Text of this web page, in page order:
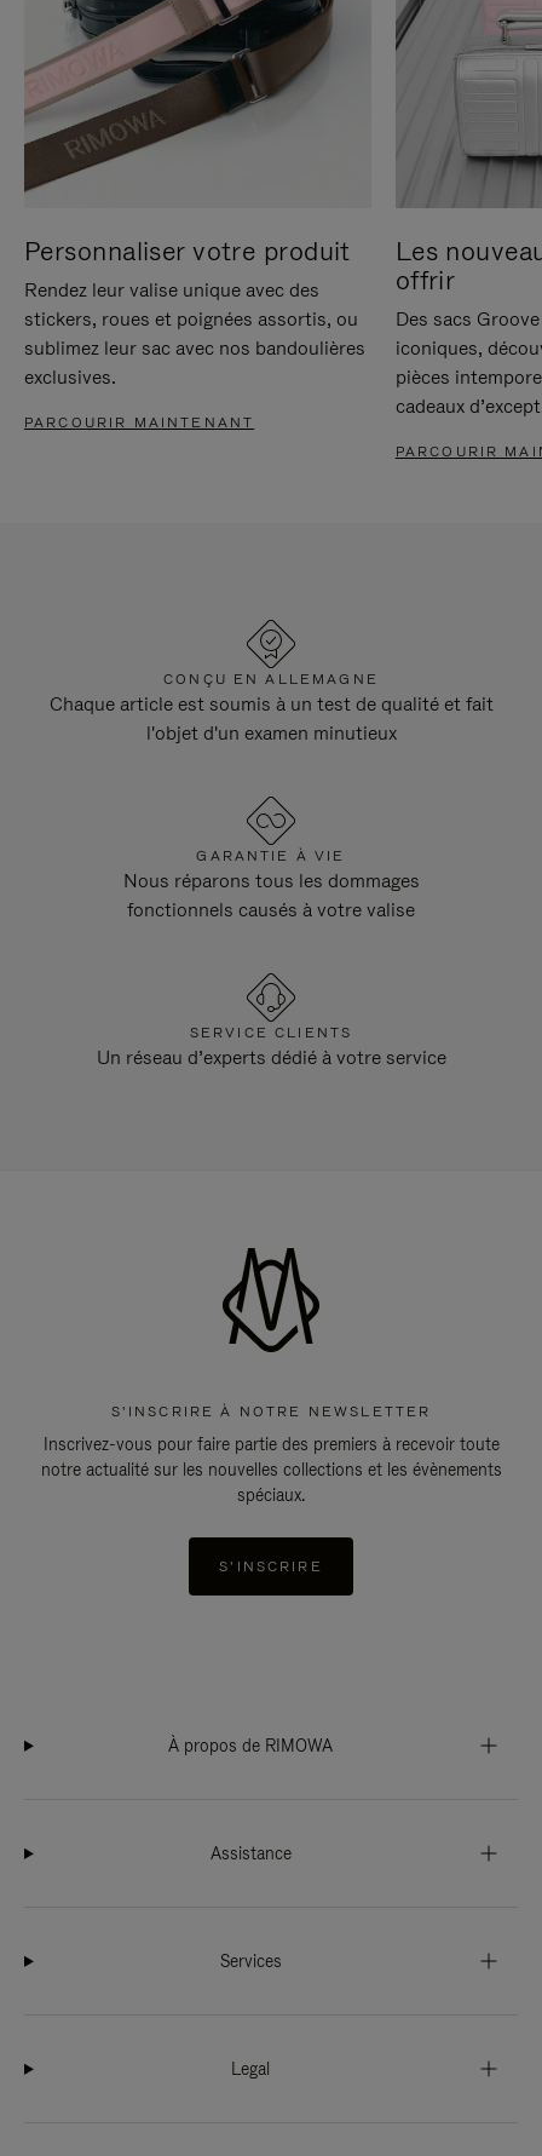
Personnaliser votre produit
Rendez leur valise unique avec des
stickers, roues et poignées assortis, ou
sublimez leur sac avec nos bandoulières
exclusives.
PARCOURIR MAINTENANT
Les
offrir
Des sacs
iconiques,
pièces
cadeaux
PARCOURIR
CONÇU EN ALLEMAGNE
Chaque article est soumis à un test de qualité et fait
l'objet d'un examen minutieux
GARANTIE À VIE
Nous réparons tous les dommages
fonctionnels causés à votre valise
SERVICE CLIENTS
Un réseau d’experts dédié à votre service
S'INSCRIRE À NOTRE NEWSLETTER
Inscrivez-vous pour faire partie des premiers à recevoir toute
notre actualité sur les nouvelles collections et les évènements
spéciaux.
S'INSCRIRE
À propos de RIMOWA
Assistance
Services
Legal